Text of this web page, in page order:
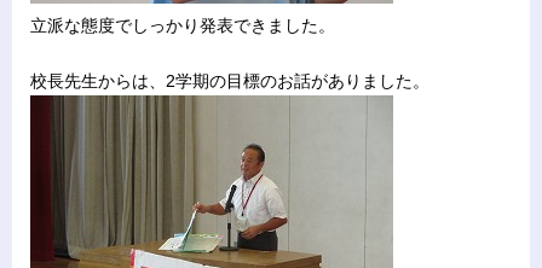
立派な態度でしっかり発表できました。
校長先生からは、2学期の目標のお話がありました。